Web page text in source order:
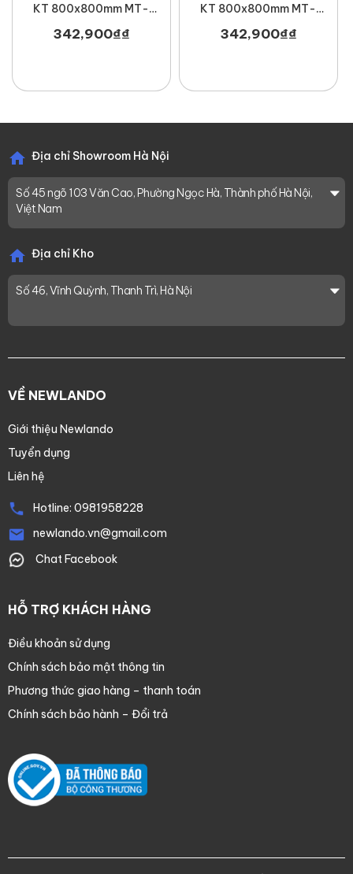
KT 800x800mm MT-
UB8806
342,900₫₫
KT 800x800mm MT-
UB8808
342,900₫₫
Địa chỉ Showroom Hà Nội
Số 45 ngõ 103 Văn Cao, Phường Ngọc Hà, Thành phố Hà Nội,
Việt Nam
Địa chỉ Kho
Số 46, Vĩnh Quỳnh, Thanh Trì, Hà Nội
VỀ NEWLANDO
Giới thiệu Newlando
Tuyển dụng
Liên hệ
Hotline: 0981958228
newlando.vn@gmail.com
Chat Facebook
HỖ TRỢ KHÁCH HÀNG
Điều khoản sử dụng
Chính sách bảo mật thông tin
Phương thức giao hàng – thanh toán
Chính sách bảo hành – Đổi trả